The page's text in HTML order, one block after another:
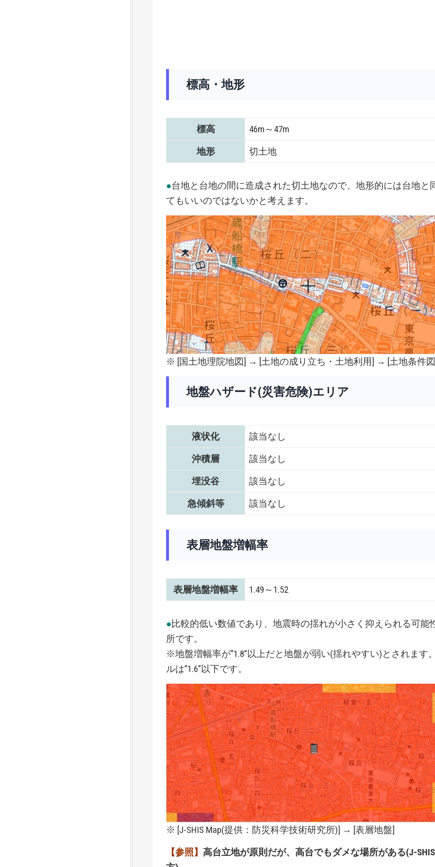
標高・地形
標高
46m～47m
地形
切土地
●台地と台地の間に造成された切土地なので、地形的には台地と
てもいいのではないかと考えます。
※ [国土地理院地図] → [土地の成り立ち・土地利用] → [土地条件
地盤ハザード(災害危険)エリア
液状化
該当なし
沖積層
該当なし
埋没谷
該当なし
急傾斜等
該当なし
表層地盤増幅率
表層地盤増幅率 1.49～1.52
●比較的低い数値であり、地震時の揺れが小さく抑えられる可能
所です。
※地盤増幅率が”1.8”以上だと地盤が弱い(揺れやすい)とされます
ルは”1.6”以下です。
※ [J-SHIS Map(提供：防災科学技術研究所)] → [表層地盤]
【参照】高台立地が原則だが、高台でもダメな場所がある(J-